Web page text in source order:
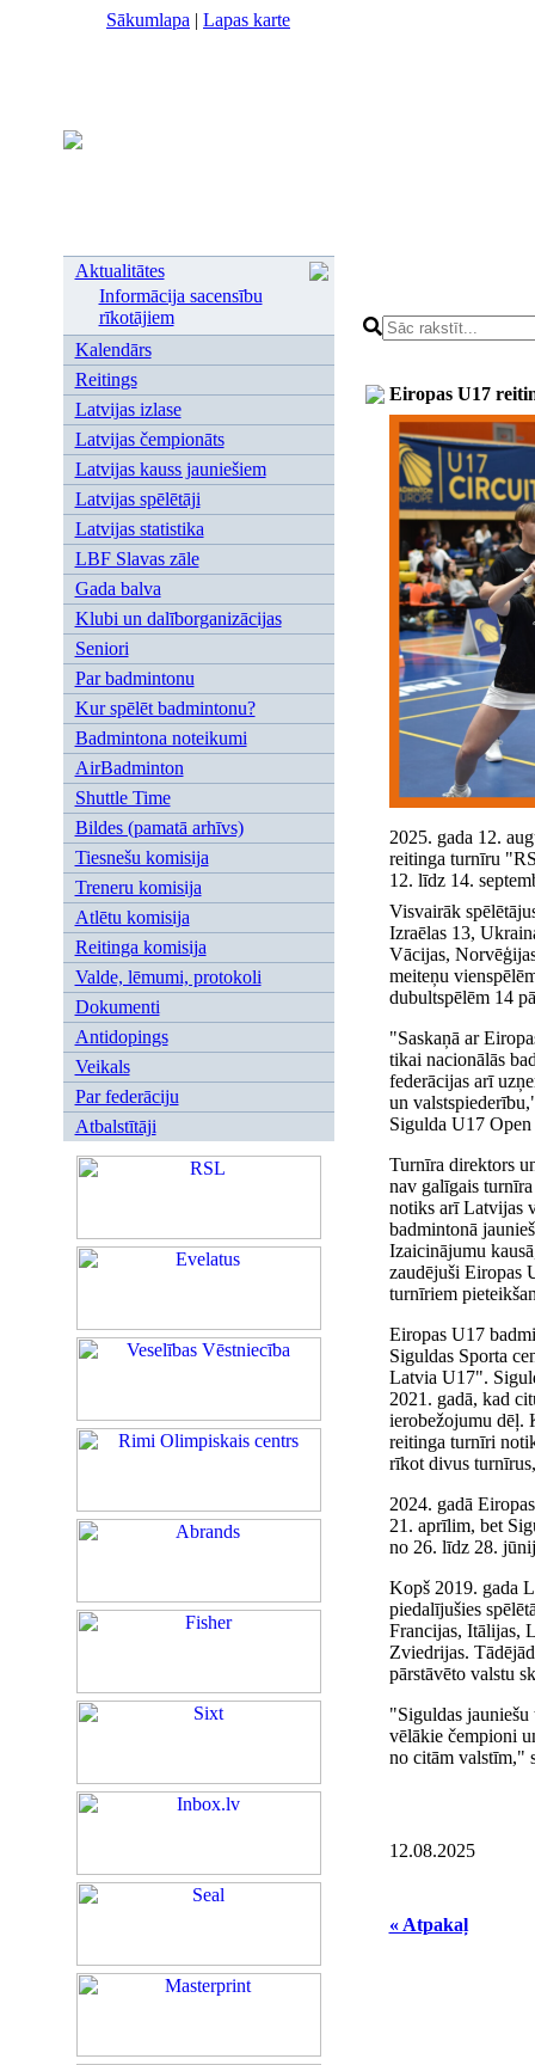
Sākumlapa | Lapas karte
Aktualitātes
Informācija sacensību
rīkotājiem
Kalendārs
Reitings
Latvijas izlase
Latvijas čempionāts
Latvijas kauss jauniešiem
Latvijas spēlētāji
Latvijas statistika
LBF Slavas zāle
Gada balva
Klubi un dalīborganizācijas
Seniori
Par badmintonu
Kur spēlēt badmintonu?
Badmintona noteikumi
AirBadminton
Shuttle Time
Bildes (pamatā arhīvs)
Tiesnešu komisija
Treneru komisija
Atlētu komisija
Reitinga komisija
Valde, lēmumi, protokoli
Dokumenti
Antidopings
Veikals
Par federāciju
Atbalstītāji
Eiropas U17
2025. gada 12.
reitinga turnīru
12. līdz 14.
Visvairāk
Izraēlas 13,
Vācijas,
meiteņu
dubultspēlēm 14
"Saskaņā ar
tikai nacionālās
federācijas arī
un
Sigulda U17
Turnīra direktors
nav galīgais
notiks arī Latvijas
badmintonā
Izaicinājumu
zaudējuši Eiropas
turnīriem
Eiropas U17
Siguldas Sporta
Latvia U17".
2021. gadā, kad
ierobežojumu dēļ.
reitinga turnīri
rīkot divus
2024. gadā
21. aprīlim, bet
no 26. līdz 28.
Kopš 2019. gada
piedalījušies
Francijas, Itālijas,
Zviedrijas.
pārstāvēto valstu
"Siguldas
vēlākie čempioni
no citām valstīm,"
12.08.2025
« Atpakaļ